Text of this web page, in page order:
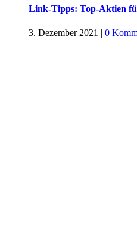
Link-Tipps: Top-Aktien
3. Dezember 2021 | 0